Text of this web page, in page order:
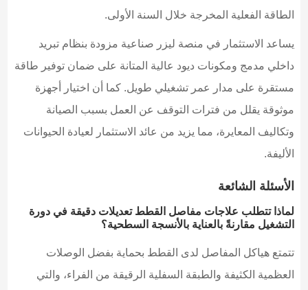
الطاقة الفعلية المخرجة خلال السنة الأولى.
يساعد الاستثمار في منصة ليزر صناعية مزودة بنظام تبريد
داخلي مدمج ومكونات ديود عالية المتانة على ضمان توفير طاقة
مستقرة على مدار عمر تشغيلي طويل. كما أن اختيار أجهزة
موثوقة يقلل من فترات التوقف عن العمل بسبب الصيانة
وتكاليف المعايرة، مما يزيد من عائد الاستثمار لعيادة الحيوانات
الأليفة.
الأسئلة الشائعة
لماذا تتطلب علاجات مفاصل القطط تعديلات دقيقة في دورة
التشغيل مقارنةً بالعناية بالأنسجة السطحية؟
تتمتع هياكل المفاصل لدى القطط بحماية بفضل الوصلات
العظمية الكثيفة والطبقة السفلية الرقيقة من الفراء، والتي